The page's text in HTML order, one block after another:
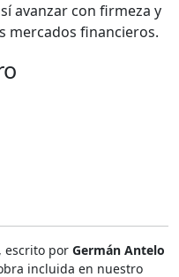
avanzar con firmeza y
mercados financieros.
, escrito por Germán Antelo
incluida en nuestro